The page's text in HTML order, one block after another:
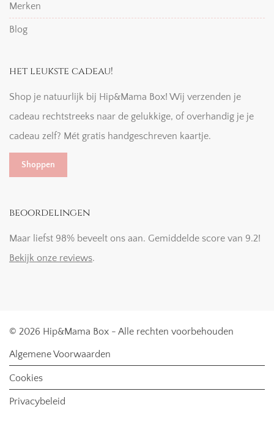
Merken
Blog
het leukste cadeau!
Shop je natuurlijk bij Hip&Mama Box! Wij verzenden je
cadeau rechtstreeks naar de gelukkige, of overhandig je je
cadeau zelf? Mét gratis handgeschreven kaartje.
Shoppen
beoordelingen
Maar liefst 98% beveelt ons aan. Gemiddelde score van 9.2!
Bekijk onze reviews.
© 2026 Hip&Mama Box - Alle rechten voorbehouden
Algemene Voorwaarden
Cookies
Privacybeleid